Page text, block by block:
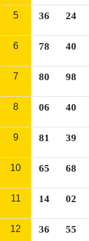
5 36 24
6 78 40
7 80 98
8 06 40
9 81 39
10 65 68
11 14 02
12 36 55